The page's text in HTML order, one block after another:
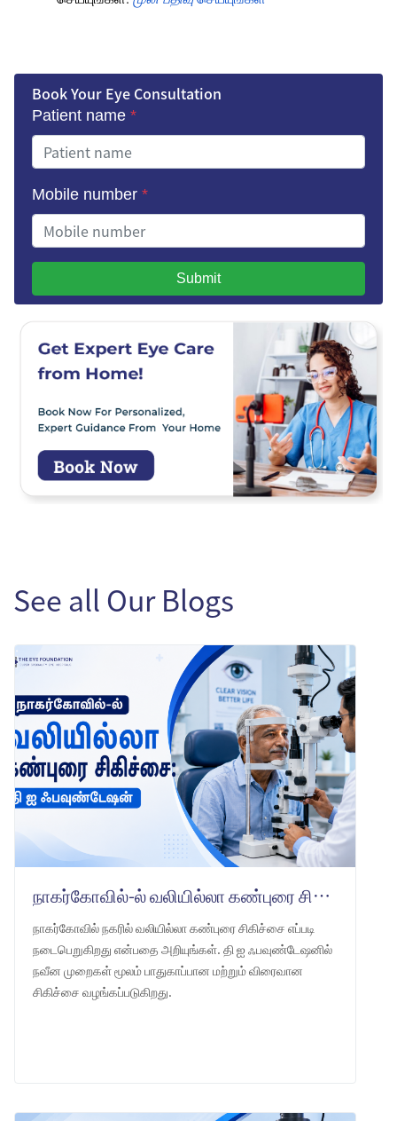
Book Your Eye Consultation
Patient name *
Mobile number *
Submit
See all Our Blogs
நாகர்கோவில்-ல் வலியில்லா கண்புரை சிகிச்சை: தி ஐ ஃபவுண்டேஷன்
நாகர்கோவில் நகரில் வலியில்லா கண்புரை சிகிச்சை எப்படி
நடைபெறுகிறது என்பதை அறியுங்கள். தி ஐ ஃபவுண்டேஷனில்
நவீன முறைகள் மூலம் பாதுகாப்பான மற்றும் விரைவான
சிகிச்சை வழங்கப்படுகிறது.